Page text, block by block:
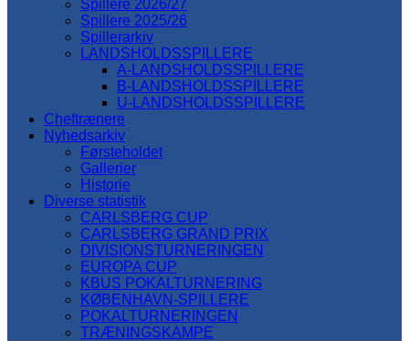
Spillere 2026/27
Spillere 2025/26
Spillerarkiv
LANDSHOLDSSPILLERE
A-LANDSHOLDSSPILLERE
B-LANDSHOLDSSPILLERE
U-LANDSHOLDSSPILLERE
Cheftrænere
Nyhedsarkiv
Førsteholdet
Gallerier
Historie
Diverse statistik
CARLSBERG CUP
CARLSBERG GRAND PRIX
DIVISIONSTURNERINGEN
EUROPA CUP
KBUS POKALTURNERING
KØBENHAVN-SPILLERE
POKALTURNERINGEN
TRÆNINGSKAMPE